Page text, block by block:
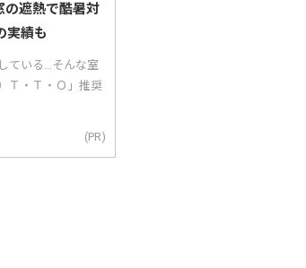
遮熱で酷暑対
実績も
ている...そんな室
Ｔ・Ｔ・Ｏ」推奨
(PR)